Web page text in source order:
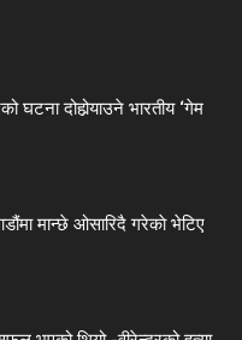
घटना दोहोर्‍याउने भारतीय ‘गेम
मान्छे ओसारिदै गरेकाे भेटिए